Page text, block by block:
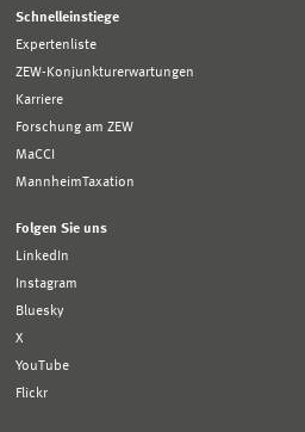
Schnelleinstiege
Expertenliste
ZEW-Konjunkturerwartungen
Karriere
Forschung am ZEW
MaCCI
MannheimTaxation
Folgen Sie uns
LinkedIn
Instagram
Bluesky
X
YouTube
Flickr